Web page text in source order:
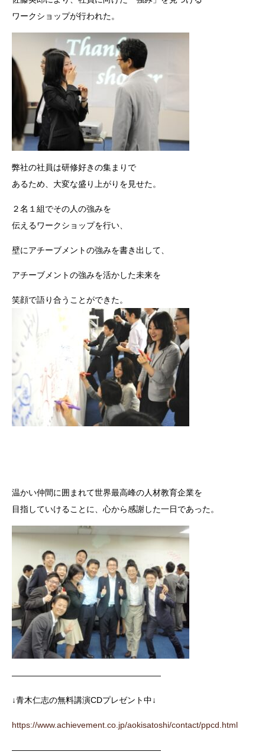
ワークショップが行われた。
弊社の社員は研修好きの集まりで
あるため、大変な盛り上がりを見せた。
２名１組でその人の強みを
伝えるワークショップを行い、
壁にアチーブメントの強みを書き出して、
アチーブメントの強みを活かした未来を
笑顔で語り合うことができた。
温かい仲間に囲まれて世界最高峰の人材教育企業を
目指していけることに、心から感謝した一日であった。
——————————————————
↓青木仁志の無料講演CDプレゼント中↓
https://www.achievement.co.jp/aokisatoshi/contact/ppcd.html
——————————————————